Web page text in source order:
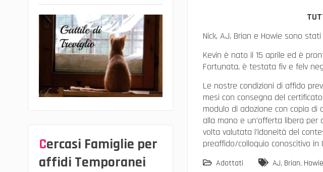
Nick, AJ, Brian e Howie sono
Kevin è nato il 15 aprile ed è
Fortunata, è testata fiv e felv
Le nostre condizioni di affido
mesi con consegna del
modulo di adozione con copia di
alla mano e un’offerta libera
volta valutata l’idoneità del
preaffido/colloquio conoscitivo in
Adottati AJ, Brian, Howie
Cercasi Famiglie per
affidi Temporanei